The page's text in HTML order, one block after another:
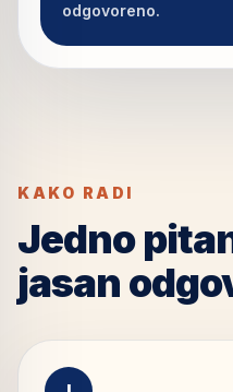
odgovoreno.
KAKO RADI
Jedno
jasan